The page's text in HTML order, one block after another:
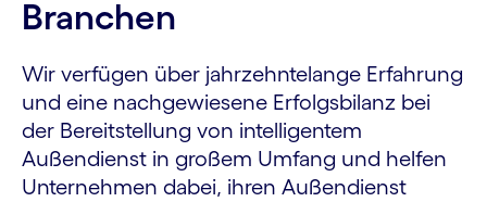
Branchen
Wir verfügen über jahrzehntelange Erfahrung
und eine nachgewiesene Erfolgsbilanz bei
der Bereitstellung von intelligentem
Außendienst in großem Umfang und helfen
Unternehmen dabei, ihren Außendienst